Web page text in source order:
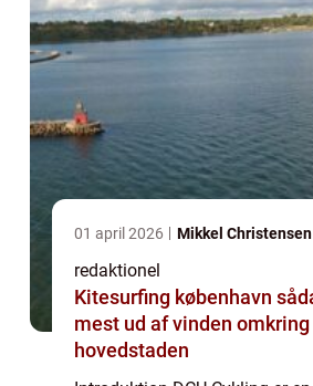
01 april 2026 Mikkel Christensen
redaktionel
Kitesurfing københavn sådan får du
mest ud af vinden omkring
hovedstaden